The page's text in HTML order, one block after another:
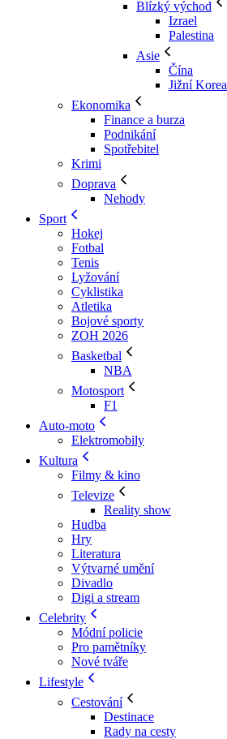
Blízký východ
Izrael
Palestina
Asie
Čína
Jižní Korea
Ekonomika
Finance a burza
Podnikání
Spotřebitel
Krimi
Doprava
Nehody
Sport
Hokej
Fotbal
Tenis
Lyžování
Cyklistika
Atletika
Bojové sporty
ZOH 2026
Basketbal
NBA
Motosport
F1
Auto-moto
Elektromobily
Kultura
Filmy & kino
Televize
Reality show
Hudba
Hry
Literatura
Výtvarné umění
Divadlo
Digi a stream
Celebrity
Módní policie
Pro pamětníky
Nové tváře
Lifestyle
Cestování
Destinace
Rady na cesty